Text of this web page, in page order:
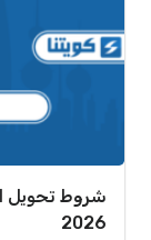
شروط تحويل
2026